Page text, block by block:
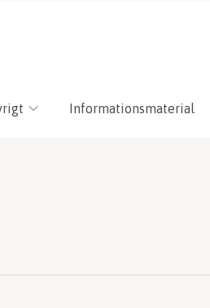
Informationsmaterial